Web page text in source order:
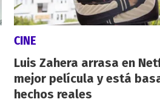
CINE
Luis Zahera arrasa en
mejor película y está
hechos reales